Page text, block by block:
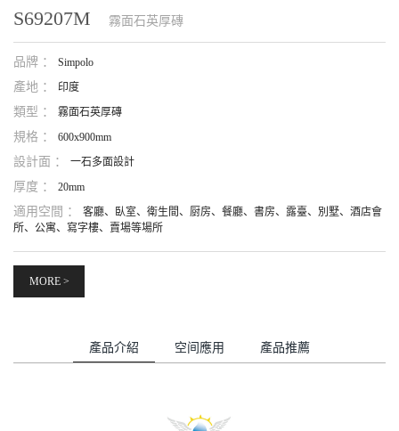
S69207M 霧面石英厚磚
品牌 ： Simpolo
產地 ： 印度
類型 ： 霧面石英厚磚
規格 ： 600x900mm
設計面 ： 一石多面設計
厚度 ： 20mm
適用空間 ：
客廳、臥室、衛生間、厨房、餐廳、書房、露臺、別墅、酒店會
所、公寓、寫字樓、賣場等場所
MORE >
產品介紹 空间應用 產品推薦